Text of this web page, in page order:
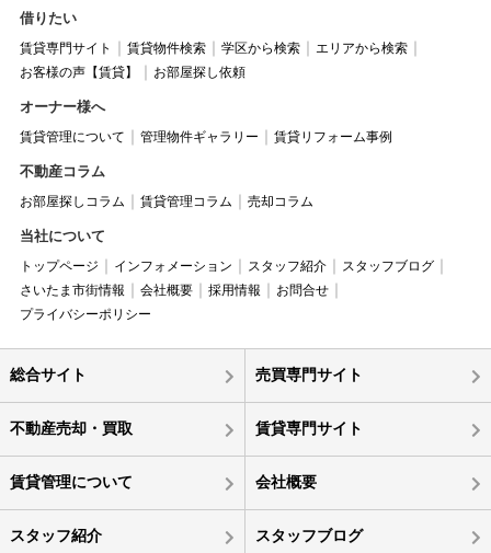
借りたい
賃貸専門サイト 賃貸物件検索 学区から検索
エリアから検索
お客様の声【賃貸】
お部屋探し依頼
オーナー様へ
賃貸管理について 管理物件ギャラリー 賃貸リフォーム事例
不動産コラム
お部屋探しコラム 賃貸管理コラム 売却コラム
当社について
トップページ インフォメーション スタッフ紹介
スタッフブログ
さいたま市街情報
会社概要 採用情報
お問合せ
プライバシーポリシー
総合サイト 売買専門サイト
不動産売却・買取 賃貸専門サイト
賃貸管理について 会社概要
スタッフ紹介 スタッフブログ